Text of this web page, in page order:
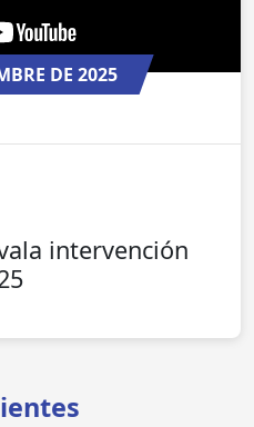
DE 2025
intervención